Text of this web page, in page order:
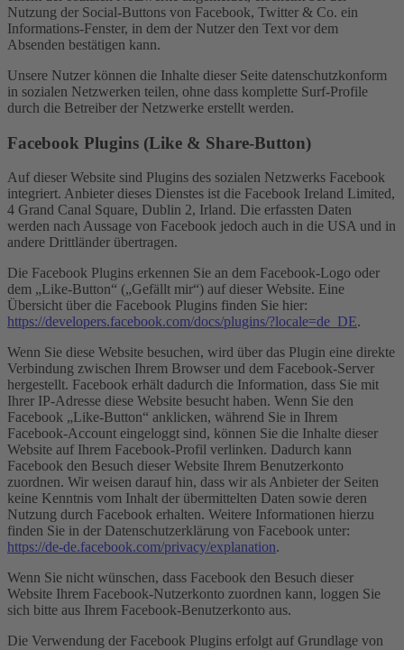
Nutzung der Social-Buttons von Facebook, Twitter & Co. ein
Informations-Fenster, in dem der Nutzer den Text vor dem
Absenden bestätigen kann.
Unsere Nutzer können die Inhalte dieser Seite datenschutzkonform
in sozialen Netzwerken teilen, ohne dass komplette Surf-Profile
durch die Betreiber der Netzwerke erstellt werden.
Facebook Plugins (Like & Share-Button)
Auf dieser Website sind Plugins des sozialen Netzwerks Facebook
integriert. Anbieter dieses Dienstes ist die Facebook Ireland Limited,
4 Grand Canal Square, Dublin 2, Irland. Die erfassten Daten
werden nach Aussage von Facebook jedoch auch in die USA und in
andere Drittländer übertragen.
Die Facebook Plugins erkennen Sie an dem Facebook-Logo oder
dem „Like-Button“ („Gefällt mir“) auf dieser Website. Eine
Übersicht über die Facebook Plugins finden Sie hier:
https://developers.facebook.com/docs/plugins/?locale=de_DE.
Wenn Sie diese Website besuchen, wird über das Plugin eine direkte
Verbindung zwischen Ihrem Browser und dem Facebook-Server
hergestellt. Facebook erhält dadurch die Information, dass Sie mit
Ihrer IP-Adresse diese Website besucht haben. Wenn Sie den
Facebook „Like-Button“ anklicken, während Sie in Ihrem
Facebook-Account eingeloggt sind, können Sie die Inhalte dieser
Website auf Ihrem Facebook-Profil verlinken. Dadurch kann
Facebook den Besuch dieser Website Ihrem Benutzerkonto
zuordnen. Wir weisen darauf hin, dass wir als Anbieter der Seiten
keine Kenntnis vom Inhalt der übermittelten Daten sowie deren
Nutzung durch Facebook erhalten. Weitere Informationen hierzu
finden Sie in der Datenschutzerklärung von Facebook unter:
https://de-de.facebook.com/privacy/explanation.
Wenn Sie nicht wünschen, dass Facebook den Besuch dieser
Website Ihrem Facebook-Nutzerkonto zuordnen kann, loggen Sie
sich bitte aus Ihrem Facebook-Benutzerkonto aus.
Die Verwendung der Facebook Plugins erfolgt auf Grundlage von